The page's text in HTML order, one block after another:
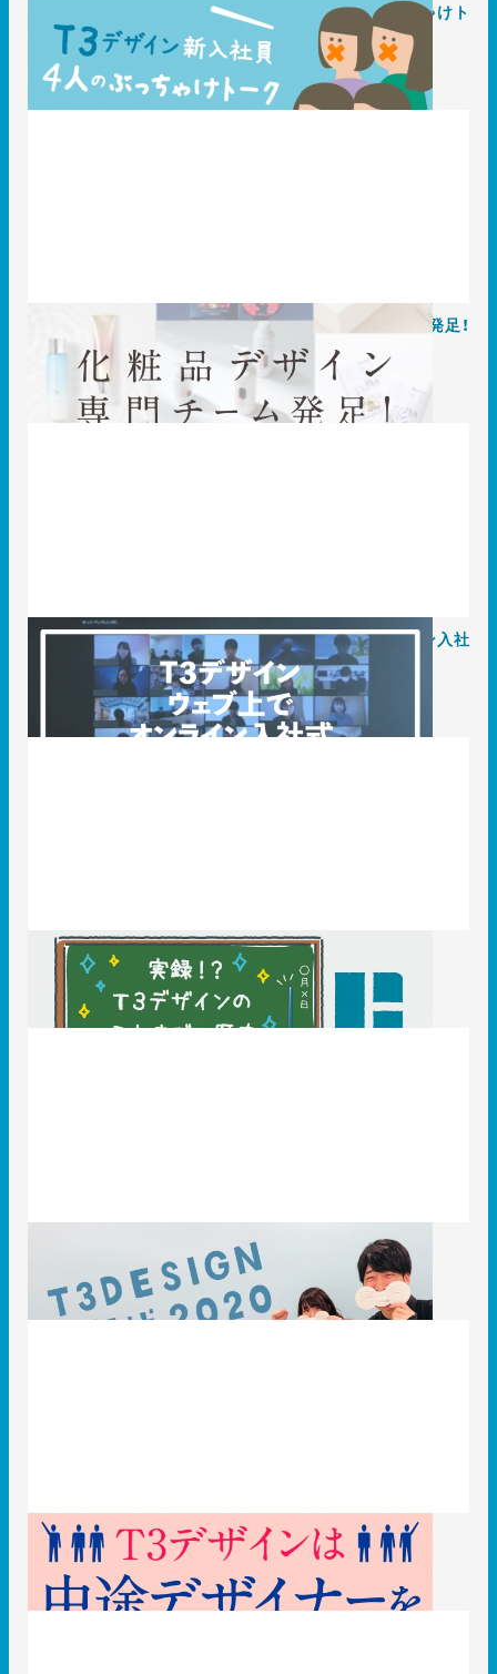
〈採用〉T3デザイン2020年新卒入社社員4人のぶっちゃけト
ーク！
2020.11.24 T3のコト
化粧品パッケージデザインの専門デザイン制作チーム発足！
その名も、Creative beauty！
2020.09.14 T3のコト
T3デザイン、コロナ禍におけるウェブ上で「オンライン入社
式」を行いました。
2020.04.22 T3のコト
T3デザインの歩み
2020.02.26 T3のコト
2020年T3デザインの年賀状作り！
T3のコト
〈採用〉中途デザイナー募集！T3デザインの特徴5選
2019.12.17 T3のコト